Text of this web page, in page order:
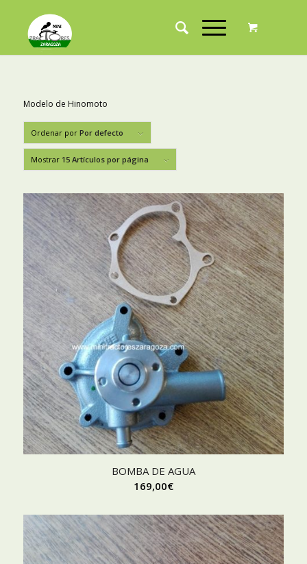
Modelo de Hinomoto
Ordenar por Por defecto
Mostrar 15 Artículos por página
BOMBA DE AGUA
169,00€